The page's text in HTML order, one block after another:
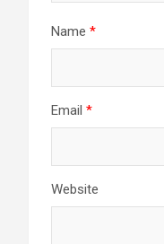
Name *
Email *
Website